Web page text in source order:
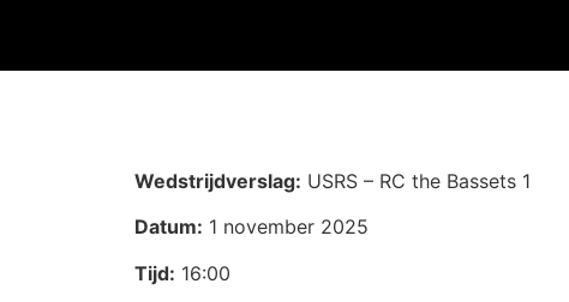
Wedstrijdverslag: USRS – RC the Bassets 1
Datum: 1 november 2025
Tijd: 16:00